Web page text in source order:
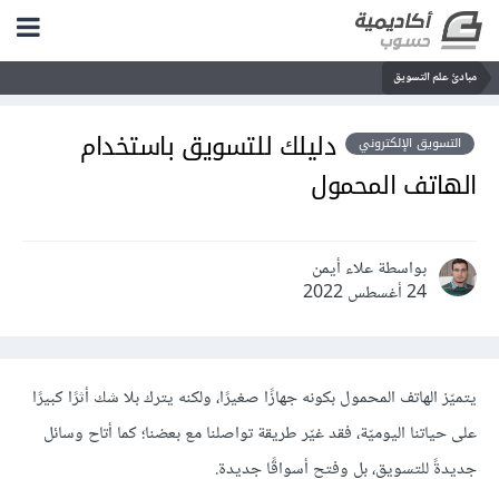
مبادئ علم التسويق
التسويق الإلكتروني
دليلك للتسويق باستخدام
الهاتف المحمول
بواسطة علاء أيمن
24 أغسطس 2022
يتميّز الهاتف المحمول بكونه جهازًا صغيرًا، ولكنه يترك بلا شك أثرًا كبيرًا
على حياتنا اليوميّة، فقد غيّر طريقة تواصلنا مع بعضنا؛ كما أتاح وسائل
جديدةً للتسويق، بل وفتح أسواقًا جديدة.